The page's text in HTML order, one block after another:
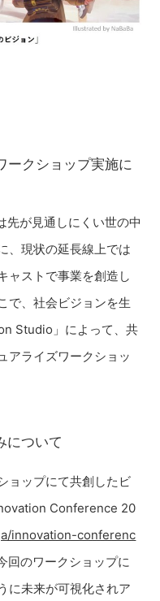
ークショップ実施に
先が見通しにくい世の中
、現状の延長線上では
ャストで事業を創造し
で、社会ビジョンを生
Studio」によって、共
アライズワークショッ
について
ョップにて共創したビ
Conference 20
innovation-conferenc
回のワークショップに
に未来が可視化されア